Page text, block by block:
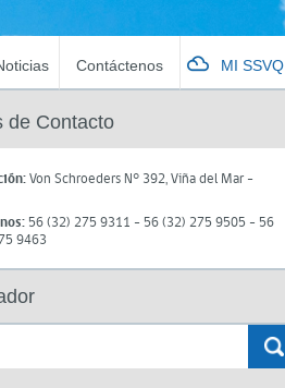
Contáctenos MI SSVQ
de Contacto
Von Schroeders N° 392, Viña del Mar -
56 (32) 275 9311 - 56 (32) 275 9505 - 56
9463